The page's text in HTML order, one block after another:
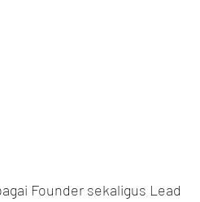
Founder sekaligus Lead